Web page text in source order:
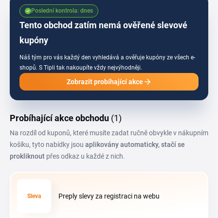
kód si zkopíruj do košíku ještě před výběrem lektora.
Tento obchod zatím nemá ověřené slevové
kupóny
Náš tým pro vás každý den vyhledává a ověřuje kupóny ze všech e-
shopů. S Tipli tak nakoupíte vždy nejvýhodněji.
Poslední kontrola: dnes
Zobrazit probíhající akce
Probíhající akce obchodu (1)
Na rozdíl od kuponů, které musíte zadat ručně obvykle v nákupním
košíku, tyto nabídky jsou aplikovány automaticky, stačí se
prokliknout přes odkaz u každé z nich.
Sleva Preply slevy za registraci na webu